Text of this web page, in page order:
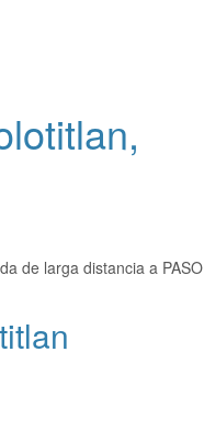
de larga distancia a PASO